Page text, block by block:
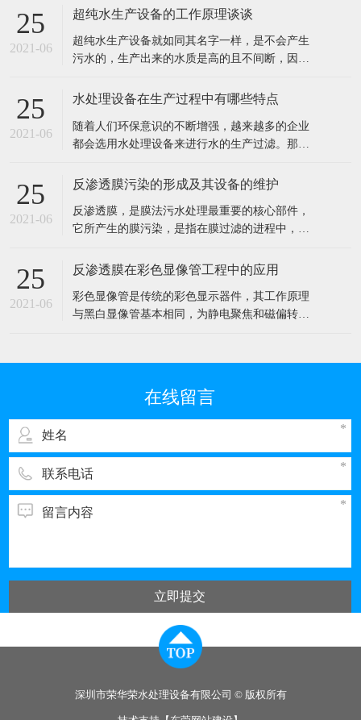
25
2021-06
超纯水生产设备的工作原理谈谈
超纯水生产设备就如同其名字一样，是不会产生
污水的，生产出来的水质是高的且不间断，因此
要也是用在水处理和电子工业以及实验室呀等行
产设备的工作过程通过交换羟基离子或氢氧根离
子去除不想要的离子，然后将这些
25
2021-06
水处理设备在生产过程中有哪些特点
随着人们环保意识的不断增强，越来越多的企业
都会选用水处理设备来进行水的生产过滤。那
出水水质好。 2、工业食品超纯水设备多采用多
预处理，能有效去除原水中的悬浮物、胶体、泥
沙、异味等杂质，处理后的水能能
25
2021-06
反渗透膜污染的形成及其设备的维护
反渗透膜，是膜法污水处理最重要的核心部件，
它所产生的膜污染，是指在膜过滤的进程中，水
让膜孔径变小或者是阻塞。反渗透膜作为深圳反
的要素、损害。 1、反渗透体系污染 反渗透体系
的污染通常指体系进水中所含的无
25
2021-06
反渗透膜在彩色显像管工程中的应用
彩色显像管是传统的彩色显示器件，其工作原理
与黑白显像管基本相同，为静电聚焦和磁偏转方
我国排污的大户之一。与电子工业其它领域一
水，而经过彩管制造车间使用的纯水，排出时都
在线留言
立即提交
深圳市荣华荣水处理设备有限公司 © 版权所有